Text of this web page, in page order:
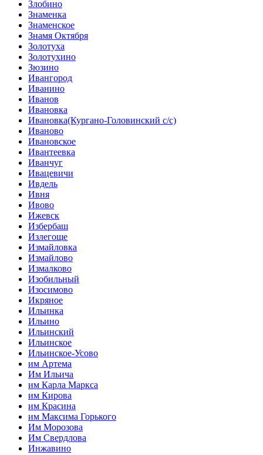
Злобино
Знаменка
Знаменское
Знамя Октября
Золотуха
Золотухино
Зюзино
Ивангород
Иванино
Иванов
Ивановка
Ивановка(Кургано-Головинский с/с)
Иваново
Ивановское
Ивантеевка
Иванчуг
Ивацевичи
Ивдель
Ивня
Ивово
Ижевск
Избербаш
Излегоще
Измайловка
Измайлово
Измалково
Изобильный
Изосимово
Икряное
Ильинка
Ильино
Ильинский
Ильинское
Ильинское-Усово
им Артема
Им Ильича
им Карла Маркса
им Кирова
им Красина
им Максима Горького
Им Морозова
Им Свердлова
Инжавино